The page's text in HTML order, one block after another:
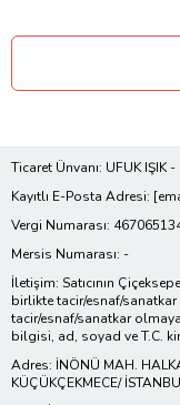
Ticaret Ünvanı: UFUK IŞIK
Kayıtlı E-Posta Adresi:
Vergi Numarası:
Mersis Numarası: -
İletişim: Satıcının
birlikte tacir/esnaf/sanatkar
tacir/esnaf/sanatkar
bilgisi, ad, soyad ve T.C.
Adres: İNÖNÜ MAH.
KÜÇÜKÇEKMECE/